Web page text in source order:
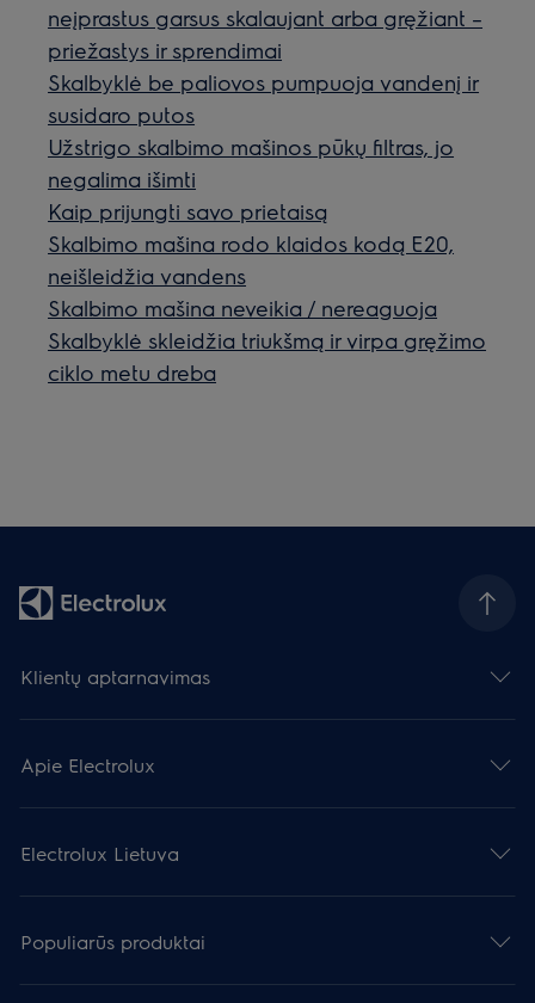
neįprastus garsus skalaujant arba gręžiant –
priežastys ir sprendimai
Skalbyklė be paliovos pumpuoja vandenį ir
susidaro putos
Užstrigo skalbimo mašinos pūkų filtras, jo
negalima išimti
Kaip prijungti savo prietaisą
Skalbimo mašina rodo klaidos kodą E20,
neišleidžia vandens
Skalbimo mašina neveikia / nereaguoja
Skalbyklė skleidžia triukšmą ir virpa gręžimo
ciklo metu dreba
Klientų aptarnavimas
Apie Electrolux
Electrolux Lietuva
Populiarūs produktai